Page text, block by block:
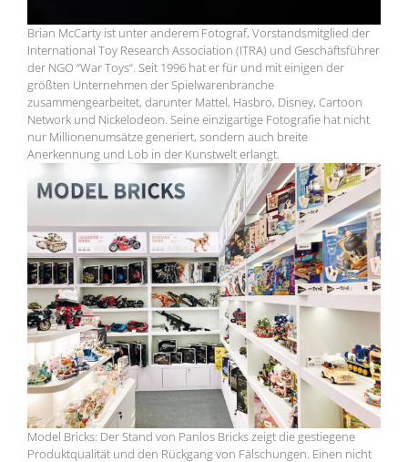
Brian McCarty ist unter anderem Fotograf, Vorstandsmitglied der
International Toy Research Association (ITRA) und Geschäftsführer
der NGO “War Toys“. Seit 1996 hat er für und mit einigen der
größten Unternehmen der Spielwarenbranche
zusammengearbeitet, darunter Mattel, Hasbro, Disney, Cartoon
Network und Nickelodeon. Seine einzigartige Fotografie hat nicht
nur Millionenumsätze generiert, sondern auch breite
Anerkennung und Lob in der Kunstwelt erlangt.
Model Bricks: Der Stand von Panlos Bricks zeigt die gestiegene
Produktqualität und den Rückgang von Fälschungen. Einen nicht